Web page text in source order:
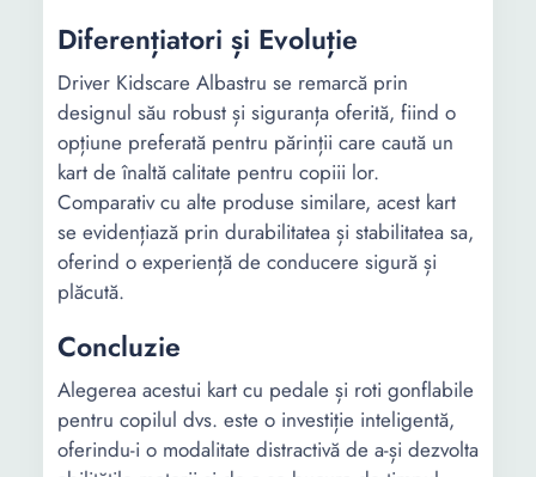
Diferențiatori și Evoluție
Driver Kidscare Albastru se remarcă prin
designul său robust și siguranța oferită, fiind o
opțiune preferată pentru părinții care caută un
kart de înaltă calitate pentru copiii lor.
Comparativ cu alte produse similare, acest kart
se evidențiază prin durabilitatea și stabilitatea sa,
oferind o experiență de conducere sigură și
plăcută.
Concluzie
Alegerea acestui kart cu pedale și roti gonflabile
pentru copilul dvs. este o investiție inteligentă,
oferindu-i o modalitate distractivă de a-și dezvolta